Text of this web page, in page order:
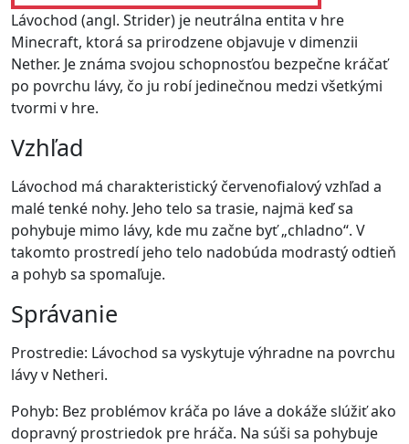
Lávochod (angl. Strider) je neutrálna entita v hre
Minecraft, ktorá sa prirodzene objavuje v dimenzii
Nether. Je známa svojou schopnosťou bezpečne kráčať
po povrchu lávy, čo ju robí jedinečnou medzi všetkými
tvormi v hre.
Vzhľad
Lávochod má charakteristický červenofialový vzhľad a
malé tenké nohy. Jeho telo sa trasie, najmä keď sa
pohybuje mimo lávy, kde mu začne byť „chladno“. V
takomto prostredí jeho telo nadobúda modrastý odtieň
a pohyb sa spomaľuje.
Správanie
Prostredie: Lávochod sa vyskytuje výhradne na povrchu
lávy v Netheri.
Pohyb: Bez problémov kráča po láve a dokáže slúžiť ako
dopravný prostriedok pre hráča. Na súši sa pohybuje